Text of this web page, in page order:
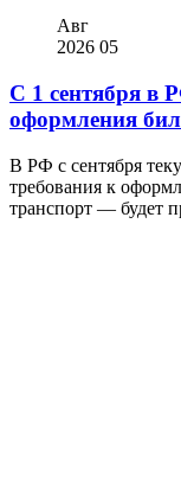
Авг
2026 05
С 1 сентября в
оформления
В РФ с сентября
требования к
транспорт — будет